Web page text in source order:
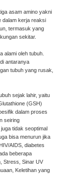
asam amino yakni
dalam kerja reaksi
termasuk yang
sekitar.
alami oleh tubuh.
antaranya
tubuh yang rusak,
sejak lahir, yaitu
(GSH)
dalam proses
seiring
tidak seoptimal
bisa menurun jika
AIDS, diabetes
beberapa
Stress, Sinar UV
Keletihan yang